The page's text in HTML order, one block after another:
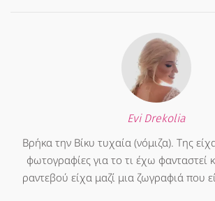
Evi Drekolia
Βρήκα την Βίκυ τυχαία (νόμιζα). Της
φωτογραφίες για το τι έχω φανταστεί
ραντεβού είχα μαζί μια ζωγραφιά που